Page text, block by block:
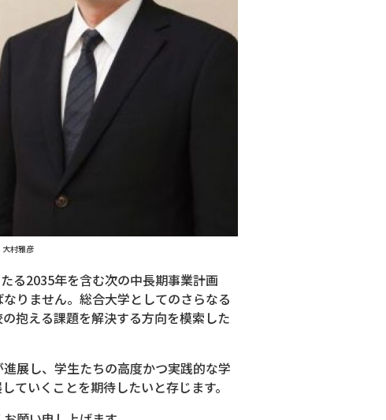
村雅彦
る2035年を含む次の中長期事業計画
りません。総合大学としてのさらなる
抱える課題を解決する方向を模索した
展し、学生たちの高度かつ実践的な学
ていくことを期待したいと存じます。